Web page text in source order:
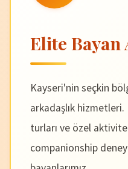
Elite Bayan
Kayseri'nin seçkin
arkadaşlık
turları ve özel
companionship